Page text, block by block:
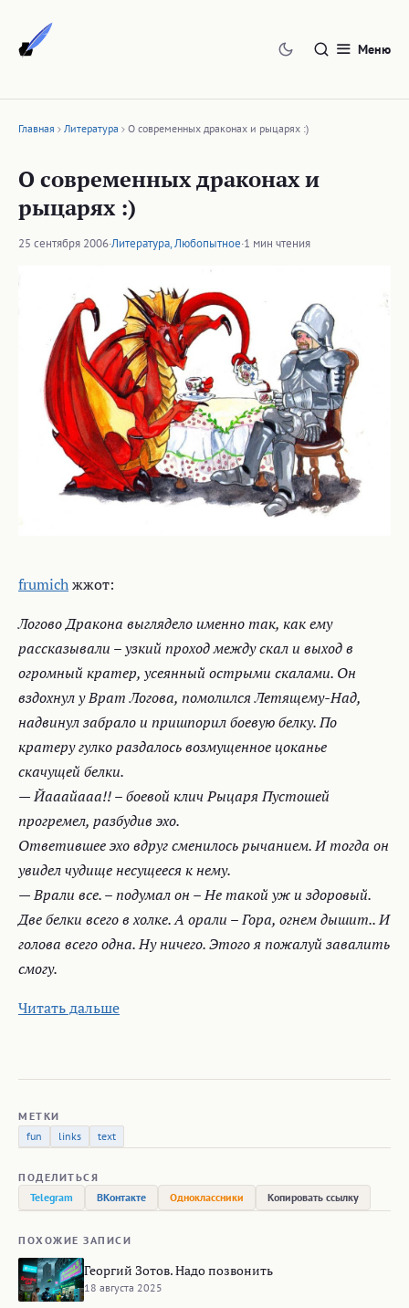
содержимому
Меню
Главная Литература О современных драконах и рыцарях :)
О современных драконах и
рыцарях :)
25 сентября 2006·Литература,Любопытное·1 мин чтения
frumichжжот:
Логово Дракона выглядело именно так, как ему
рассказывали – узкий проход между скал и выход в
огромный кратер, усеянный острыми скалами. Он
вздохнул у Врат Логова, помолился Летящему-Над,
надвинул забрало и пришпорил боевую белку. По
кратеру гулко раздалось возмущенное цоканье
скачущей белки.
— Йааайааа!! – боевой клич Рыцаря Пустошей
прогремел, разбудив эхо.
Ответившее эхо вдруг сменилось рычанием. И тогда он
увидел чудище несущееся к нему.
— Врали все. – подумал он – Не такой уж и здоровый.
Две белки всего в холке. А орали – Гора, огнем дышит.. И
голова всего одна. Ну ничего. Этого я пожалуй завалить
смогу.
Читать дальше
МЕТКИ
fun
links text
ПОДЕЛИТЬСЯ
Telegram
ВКонтакте Одноклассники Копировать ссылку
ПОХОЖИЕ ЗАПИСИ
Георгий Зотов. Надо позвонить
18 августа 2025